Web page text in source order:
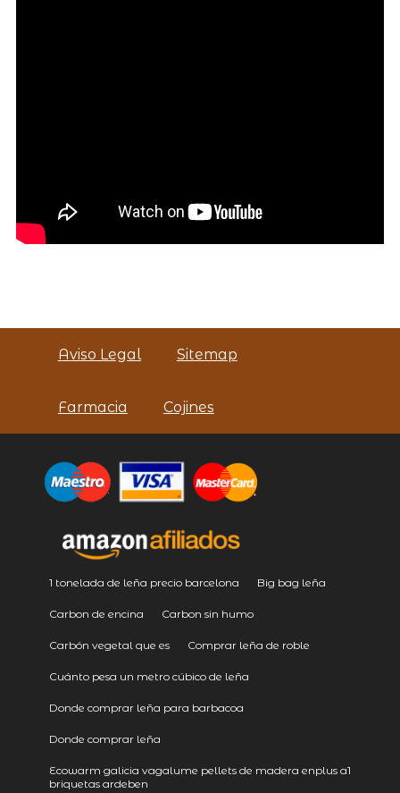
Aviso Legal Sitemap
Farmacia Cojines
1 tonelada de leña precio barcelona Big bag leña
Carbon de encina Carbon sin humo
Carbón vegetal que es Comprar leña de roble
Cuánto pesa un metro cúbico de leña
Donde comprar leña para barbacoa
Donde comprar leña
Ecowarm galicia vagalume pellets de madera enplus a1
briquetas ardeben